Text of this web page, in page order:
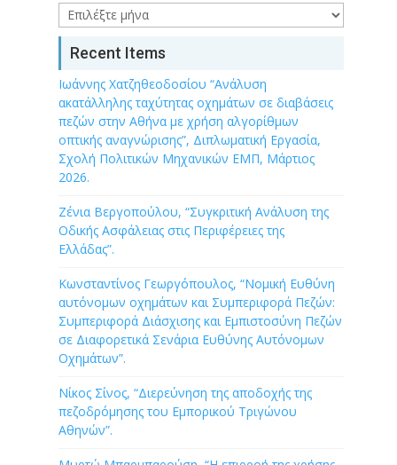
Archive
Recent Items
Ιωάννης Χατζηθεοδοσίου “Ανάλυση
ακατάλληλης ταχύτητας οχημάτων σε διαβάσεις
πεζών στην Αθήνα με χρήση αλγορίθμων
οπτικής αναγνώρισης”, Διπλωματική Εργασία,
Σχολή Πολιτικών Μηχανικών ΕΜΠ, Μάρτιος
2026.
Ζένια Βεργοπούλου, “Συγκριτική Ανάλυση της
Οδικής Ασφάλειας στις Περιφέρειες της
Ελλάδας”.
Κωνσταντίνος Γεωργόπουλος, “Νομική Ευθύνη
αυτόνομων οχημάτων και Συμπεριφορά Πεζών:
Συμπεριφορά Διάσχισης και Εμπιστοσύνη Πεζών
σε Διαφορετικά Σενάρια Ευθύνης Αυτόνομων
Οχημάτων”.
Νίκος Σίνος, “Διερεύνηση της αποδοχής της
πεζοδρόμησης του Εμπορικού Τριγώνου
Αθηνών”.